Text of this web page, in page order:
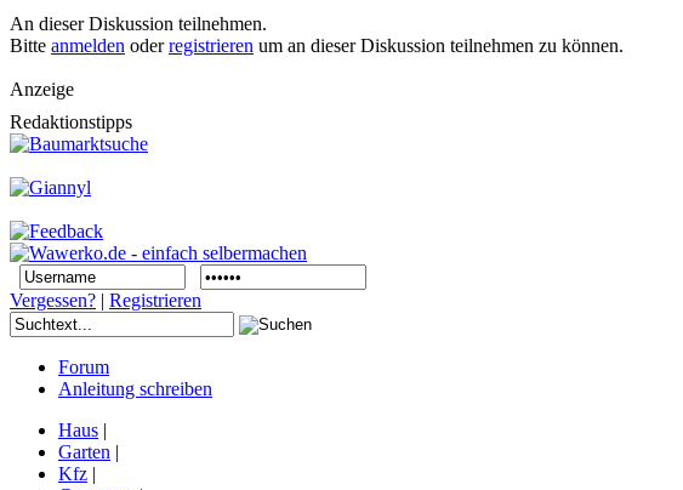
An dieser Diskussion teilnehmen.
Bitte anmelden oderregistrieren um an dieser Diskussion teilnehmen zu können.
Anzeige
Redaktionstipps
Vergessen? | Registrieren
Forum
Anleitung schreiben
Haus |
Garten |
Kfz |